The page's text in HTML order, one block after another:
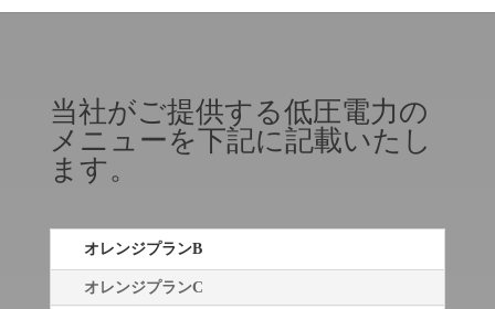
当社がご提供する低圧電力の
メニューを下記に記載いたし
ます。
オレンジプランB
オレンジプランC